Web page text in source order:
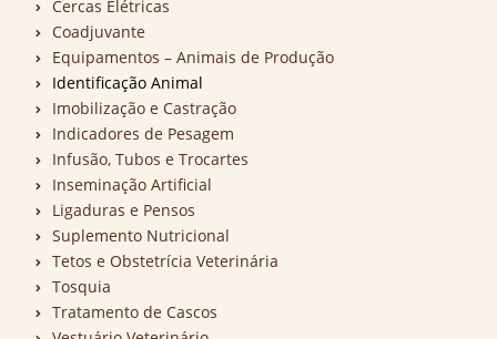
Cercas Elétricas
Coadjuvante
Equipamentos – Animais de Produção
Identificação Animal
Imobilização e Castração
Indicadores de Pesagem
Infusão, Tubos e Trocartes
Inseminação Artificial
Ligaduras e Pensos
Suplemento Nutricional
Tetos e Obstetrícia Veterinária
Tosquia
Tratamento de Cascos